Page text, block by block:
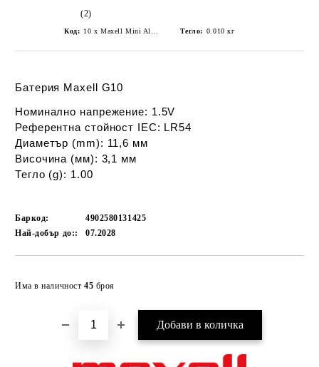
(2)
Код: Тегло: 0.010 кг
Батерия Maxell G10
Номинално напрежение: 1.5V
Референтна стойност IEC: LR54
Диаметър (mm): 11,6 мм
Височина (мм): 3,1 мм
Тегло (g): 1.00
Баркод:
4902580131425
Най-добър до::
07.2028
Има в наличност 45 броя